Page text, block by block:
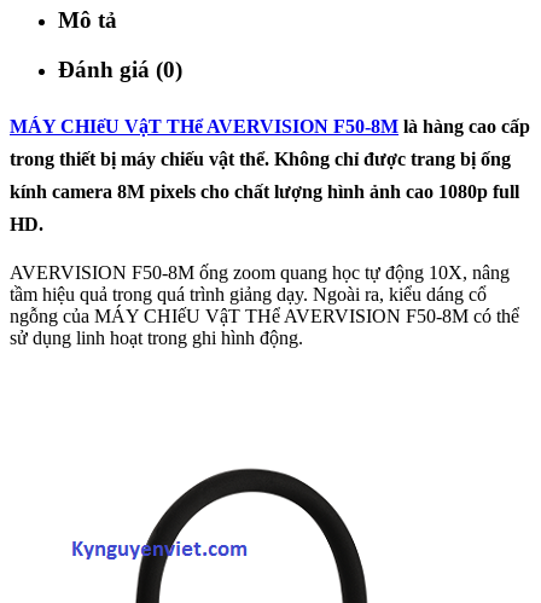
Mô tả
Đánh giá (0)
MÁY CHIếU VậT THể AVERVISION F50-8M là hàng cao cấp
trong thiết bị máy chiếu vật thể. Không chỉ được trang bị ống
kính camera 8M pixels cho chất lượng hình ảnh cao 1080p full
HD.
AVERVISION F50-8M ống zoom quang học tự động 10X, nâng
tầm hiệu quả trong quá trình giảng dạy. Ngoài ra, kiểu dáng cổ
ngỗng của MÁY CHIếU VậT THể AVERVISION F50-8M có thể
sử dụng linh hoạt trong ghi hình động.